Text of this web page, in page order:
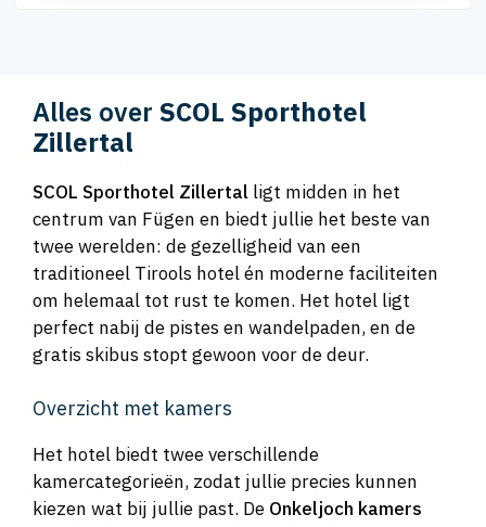
Alles over SCOL Sporthotel
Zillertal
SCOL Sporthotel Zillertal ligt midden in het
centrum van Fügen en biedt jullie het beste van
twee werelden: de gezelligheid van een
traditioneel Tirools hotel én moderne faciliteiten
om helemaal tot rust te komen. Het hotel ligt
perfect nabij de pistes en wandelpaden, en de
gratis skibus stopt gewoon voor de deur.
Overzicht met kamers
Het hotel biedt twee verschillende
kamercategorieën, zodat jullie precies kunnen
kiezen wat bij jullie past. De Onkeljoch kamers